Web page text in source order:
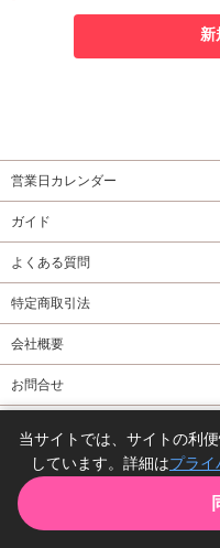
新
営業日カレンダー
ガイド
よくある質問
特定商取引法
会社概要
お問合せ
当サイトでは、サイトの利
しています。詳細はプライ